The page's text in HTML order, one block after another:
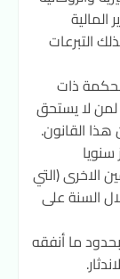
التبرعات
ذات
لا يستحق
سنويا
التأمين الاخرى (التي
السنة على
ما أنفقه